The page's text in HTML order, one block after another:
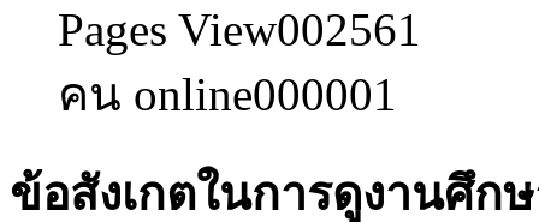
Pages View002561
คน online000001
ข้อสังเกตในการดูงานศึก